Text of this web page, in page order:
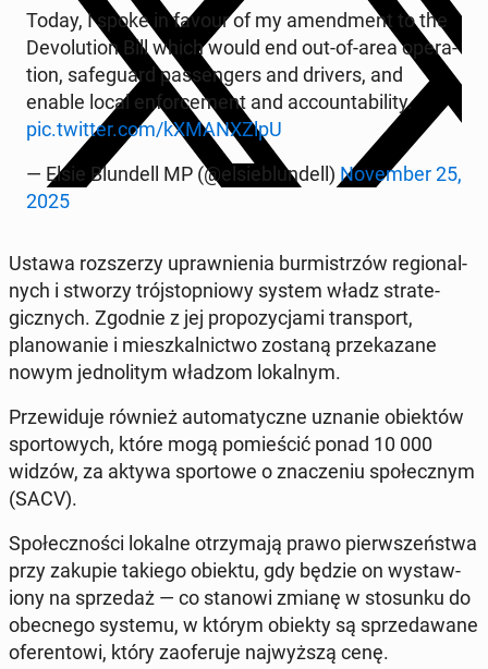
Today, I spoke in favour of my amend­ment to the
De­vo­lu­tion Bill which would end out-of-area op­er­a­
tion, safe­guard pas­sen­gers and drivers, and
enable local en­force­ment and ac­count­abil­i­ty.
pic.twitter.com/kX­MANX­ZlpU
— Elsie Blun­dell MP (@elsieblun­dell) No­vem­ber 25,
2025
Ustawa rozsz­erzy up­rawnienia bur­mistrzów re­gion­al­
nych i stworzy trójstop­niowy system władz strate­
gicznych. Zgodnie z jej propozy­c­ja­mi trans­port,
planowanie i mieszkalnict­wo zostaną przekazane
nowym jed­no­li­tym władzom lokalnym.
Przewidu­je również au­tomaty­czne uznanie obiek­tów
sportowych, które mogą pomieś­cić ponad 10 000
widzów, za aktywa sportowe o znacze­niu społecznym
(SACV).
Społecznoś­ci lokalne otrzy­ma­ją prawo pier­wszeńst­wa
przy zakupie takiego obiektu, gdy będzie on wys­taw­
iony na sprzedaż — co stanowi zmianę w sto­sunku do
obec­nego systemu, w którym obiekty są sprzedawane
ofer­en­towi, który za­ofer­u­je na­jwyższą cenę.